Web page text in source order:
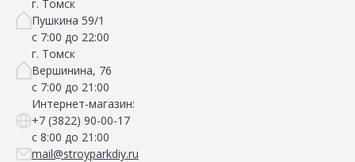
г. Томск
Пушкина 59/1
с 7:00 до 22:00
г. Томск
Вершинина, 76
с 7:00 до 21:00
Интернет-магазин:
+7 (3822) 90-00-17
с 8:00 до 21:00
mail@stroyparkdiy.ru